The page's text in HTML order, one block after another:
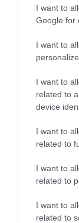
I want to
Google for
I want to
I want to
related to
device
I want to
related to
I want to
related to
I want to
related to
2
1 lingură